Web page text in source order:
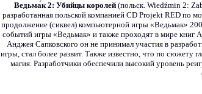
Ведьма́к 2: Убийцы королей (польск. Wiedźmin 2:
разработанная польской компанией CD Projekt RED по
продолжение (сиквел) компьютерной игры «Ведьмак»
событий игры «Ведьмак» и также проходят в мире книг
Анджея Сапковского он не принимал участия в
игры, стал более развит. Также известно, что по сюжету
магия. Разработчики обеспечили высокий уровень